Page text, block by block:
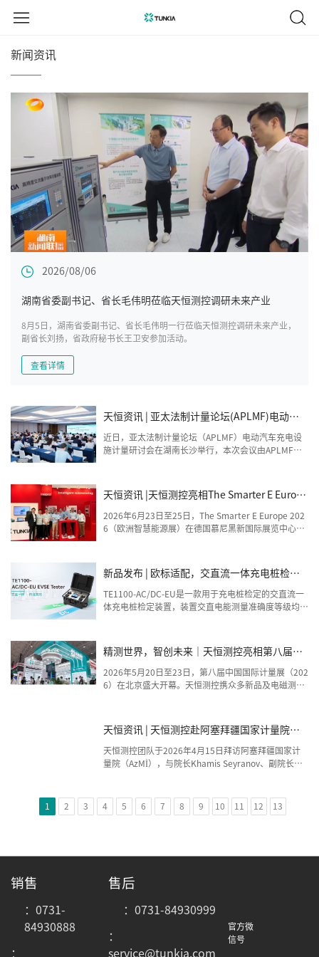
新闻资讯
2026/08/06
湖南省委副书记、省长毛伟明莅临天恒测控调研未来产业
8月5日，湖南省委副书记、省长毛伟明一行莅临天恒测控调研未来产业，
副省长刘扬，省政府秘书长王卫安参加活动。
查看详情
天恒资讯 | 亚太法制计量论坛(APLMF)电动汽
车充电设施计量检定实操培训班在天恒成功举
办
近日，亚太法制计量论坛（APLMF）电动汽车充电设
施计量研讨会在湖南长沙举行，本次会议由APLMF组
区的APLMF经济体有关代表，以及各省、自治区、直
辖市和新疆生产建设兵团市场监管局（厅、委）等各有
关单位相关人员参与了本次会议，天恒测控承办了电动
汽车充电设施计量检定实操培训。
天恒资讯 |天恒测控亮相The Smarter E Europe
2026（欧洲智慧能源展）
2026年6月23日至25日，The Smarter E Europe 202
6（欧洲智慧能源展）在德国慕尼黑新国际展览中心成
Power2Drive、EMPOWER 四大展会主题，来自52个
国家的2650家参展商参展，天恒测控携手合作伙伴ine
pro Metering亮相Power2Drive展区，收获了大量关
注。
新品发布 | 欧标适配，交直流一体充电桩检定
TE1100-AC/DC-EU是一款用于充电桩检定的交直流一
体充电桩检定装置，装置交直电能测量准确度等级均达
流充电接口。可以新能源车为负载或阻性负载进行测
试，结合宽动态范围测量技术、电能ms级高速刷新等
技术，实现充电全过程的累积电能精准计量，相比于传
统的预设检定点的稳态计量，更真实地反映充电桩的性
精测世界，智创未来｜天恒测控亮相第八届中
国国际计量展
2026年5月20日至23日，第八届中国国际计量展（202
6）在北京盛大开幕。天恒测控携众多新品及电磁测量
天恒资讯 | 天恒测控赴阿塞拜疆国家计量院开
展技术交流
天恒测控团队于2026年4月15日拜访阿塞拜疆国家计
量院（AzMİ），与院长Khamis Seyranov、副院长Ma
1 2 3 4 5 6 7 8 9 10 11 12 13
销售
：0731-
84930888
：
售后
：0731-84930999
：
service@tunkia.com
官方微
信号